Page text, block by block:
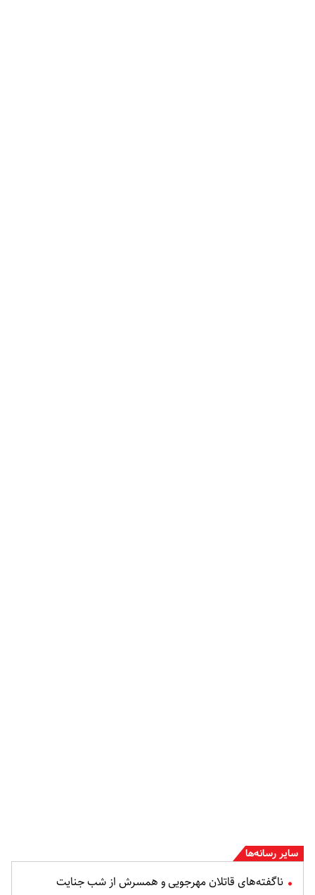
سایر رسانه‌ها
ناگفته‌های قاتلان مهرجویی و همسرش از شب جنایت